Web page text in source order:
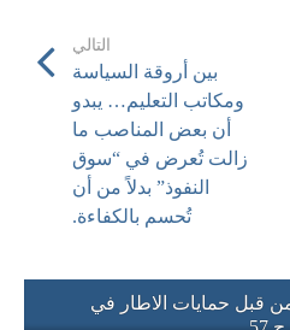
التالي
بين أروقة السياسة
ومكاتب التعليم… يبدو
أن بعض المناصب ما
زالت تُعرض في “سوق
النفوذ” بدلاً من أن
تُحسم بالكفاءة.
قبل حمايات الاطار في